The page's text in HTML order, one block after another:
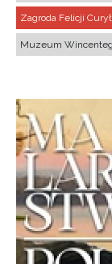
Zagroda Felicji
Muzeum